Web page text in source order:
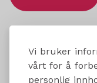
Vi bruker
vårt for å
personlig